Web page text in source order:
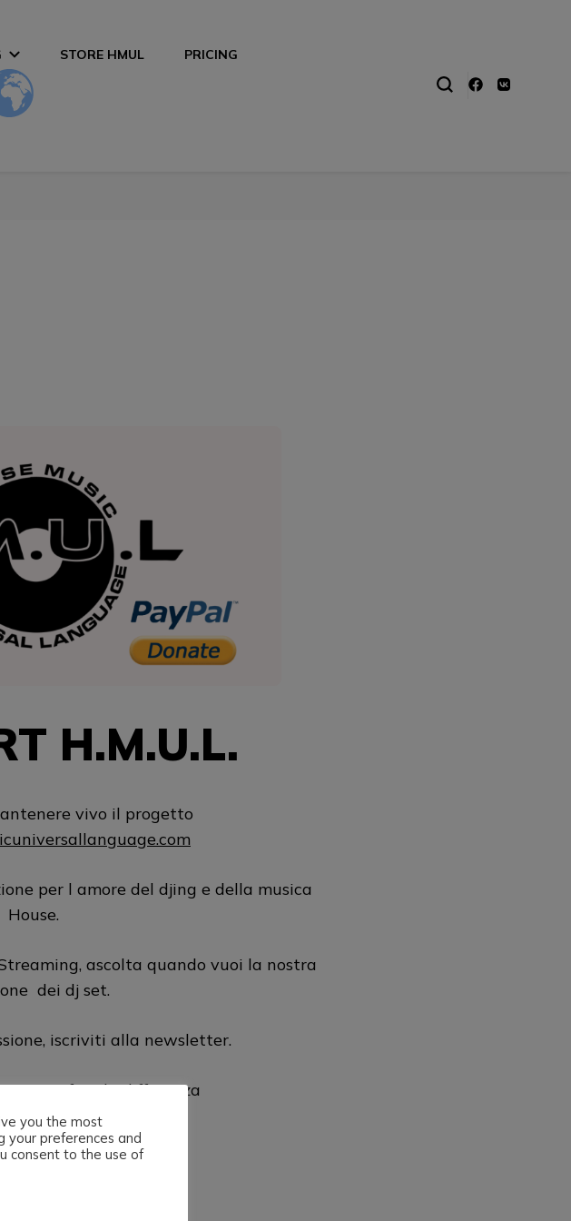
STORE HMUL PRICING
H.M.U.L.
vivo il progetto
per l amore del djing e della musica
House.
ascolta quando vuoi la nostra
dei dj set.
iscriviti alla newsletter.
puoi fare la differenza
da H.M.U.L.
you the most
your preferences and
consent to the use of